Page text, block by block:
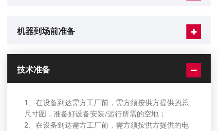
机器到场前准备
技术准备
1、在设备到达需方工厂前，需方须按供方提供的总
尺寸图，准备好设备安装/运行所需的空地；
2、在设备到达需方工厂前，需方须按供方提供的电